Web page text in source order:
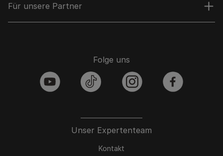
Für unsere Partner
Unser Expertenteam
Kontakt
Folge uns
youtube tiktok instagram facebook